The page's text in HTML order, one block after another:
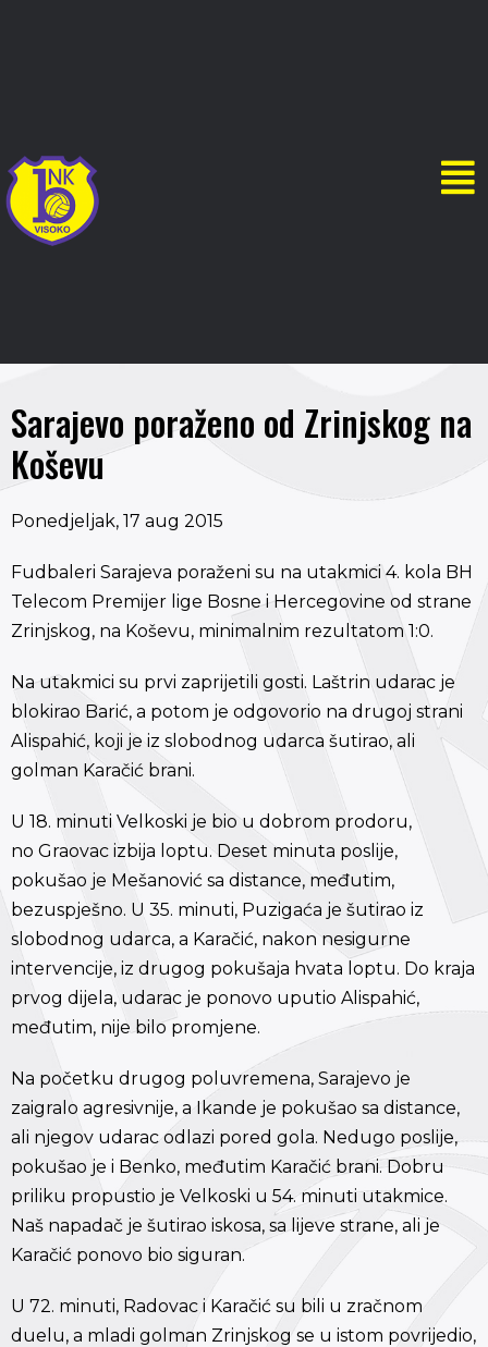
Sarajevo poraženo od Zrinjskog na
Koševu
Ponedjeljak, 17 aug 2015
Fudbaleri Sarajeva poraženi su na utakmici 4. kola BH
Telecom Premijer lige Bosne i Hercegovine od strane
Zrinjskog, na Koševu, minimalnim rezultatom 1:0.
Na utakmici su prvi zaprijetili gosti. Laštrin udarac je
blokirao Barić, a potom je odgovorio na drugoj strani
Alispahić, koji je iz slobodnog udarca šutirao, ali
golman Karačić brani.
U 18. minuti Velkoski je bio u dobrom prodoru,
no Graovac izbija loptu. Deset minuta poslije,
pokušao je Mešanović sa distance, međutim,
bezuspješno. U 35. minuti, Puzigaća je šutirao iz
slobodnog udarca, a Karačić, nakon nesigurne
intervencije, iz drugog pokušaja hvata loptu. Do kraja
prvog dijela, udarac je ponovo uputio Alispahić,
međutim, nije bilo promjene.
Na početku drugog poluvremena, Sarajevo je
zaigralo agresivnije, a Ikande je pokušao sa distance,
ali njegov udarac odlazi pored gola. Nedugo poslije,
pokušao je i Benko, međutim Karačić brani. Dobru
priliku propustio je Velkoski u 54. minuti utakmice.
Naš napadač je šutirao iskosa, sa lijeve strane, ali je
Karačić ponovo bio siguran.
U 72. minuti, Radovac i Karačić su bili u zračnom
duelu, a mladi golman Zrinjskog se u istom povrijedio,